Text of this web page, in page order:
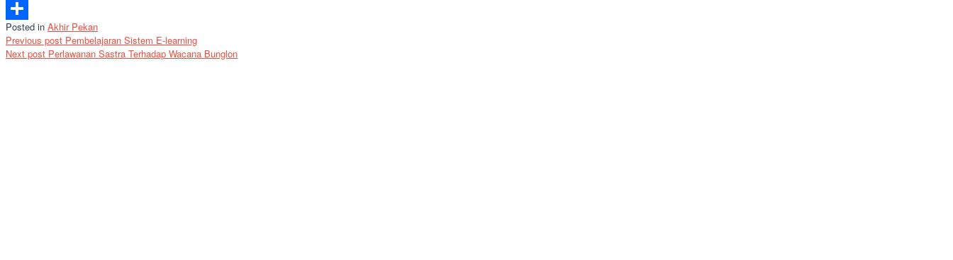
Messenger
Share
Posted in Akhir Pekan
Post
Previous post Pembelajaran Sistem E-learning
Next post Perlawanan Sastra Terhadap Wacana Bunglon